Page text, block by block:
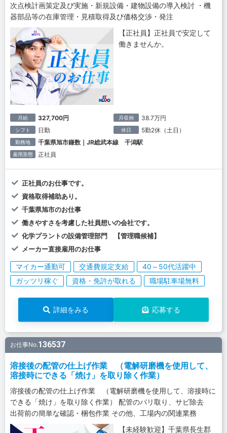
次点検計画策定及び実施・新規設備・建物設備の導入検討 ・機
器部品等の在庫管理・見積取得及び価格交渉・発注
【正社員】正社員で安定して
働きませんか。
月給 327,700円 月収例 38.7万円
シフト 日勤 休日 5勤2休（土日）
勤務地 千葉県旭市鎌数｜JR総武本線 干潟駅
雇用形態 正社員
正社員のお仕事です。
資格取得補助あり。
千葉県旭市のお仕事
働きやすさを考慮した社員想いの会社です。
化学プラントの設備管理部門 【管理職候補】
メーカー直接雇用のお仕事
マイカー通勤可 交通費規定支給
40～50代活躍中
ガッツリ稼ぐ
資格・免許が取れる 職場駐車場無料
詳細をみる 応募する
お仕事No.136537
溶接後の配管の仕上げ作業 （電解研磨機を使用して、
溶接時にできる「焼け」を取り除く作業）
溶接後の配管の仕上げ作業 （電解研磨機を使用して、溶接時に
できる「焼け」を取り除く作業） 配管のバリ取り、サビ除去
出荷前の簡単な確認・梱包作業 その他、工場内の関連業務
【未経験歓迎】千葉県長生郡